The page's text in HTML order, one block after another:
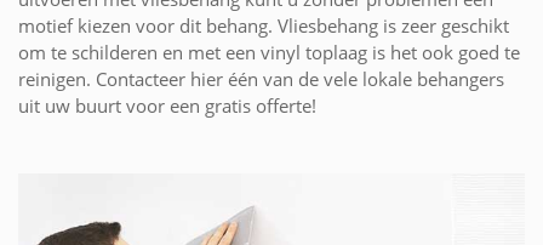
motief kiezen voor dit behang. Vliesbehang is zeer geschikt
om te schilderen en met een vinyl toplaag is het ook goed te
reinigen. Contacteer hier één van de vele lokale behangers
uit uw buurt voor een gratis offerte!